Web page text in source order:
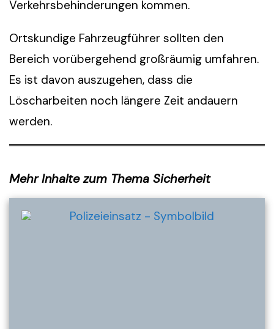
Verkehrsbehinderungen kommen.
Ortskundige Fahrzeugführer sollten den
Bereich vorübergehend großräumig umfahren.
Es ist davon auszugehen, dass die
Löscharbeiten noch längere Zeit andauern
werden.
Mehr Inhalte zum Thema Sicherheit